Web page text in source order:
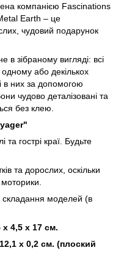
компанією Fascinations
Earth – це
чудовий подарунок
в зібраному вигляді: всі
або декількох
в них за допомогою
чудово деталізовані та
без клею.
та гострі краї. Будьте
та дорослих, оскільки
складання моделей (в
х 4,5 х 17 см.
х 0,2 см. (плоский